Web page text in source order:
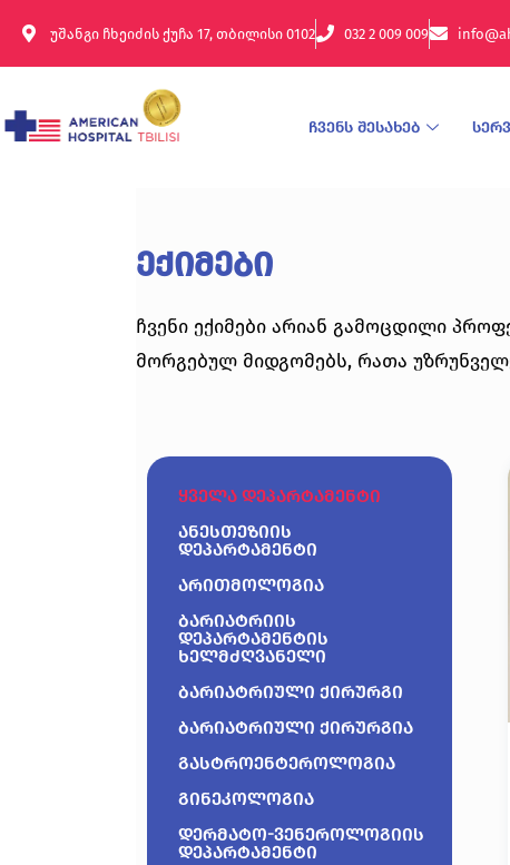
უშანგი ჩხეიძის ქუჩა 17, თბილისი 0102 032 2 009 009
ჩვენს შესახებ
ექიმები
ჩვენი ექიმები არიან გამოცდილი
მორგებულ მიდგომებს, რათა
ანესთეზიის
დეპარტამენტი
არითმოლოგია
ბარიატრიის
დეპარტამენტის
ხელმძღვანელი
ბარიატრიული ქირურგი
ბარიატრიული ქირურგია
გასტროენტეროლოგია
გინეკოლოგია
დერმატო-ვენეროლოგიის
დეპარტამენტი
ყველა დეპარტამენტი